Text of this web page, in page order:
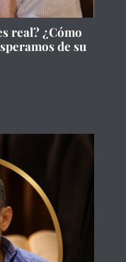
real? ¿Cómo
de su